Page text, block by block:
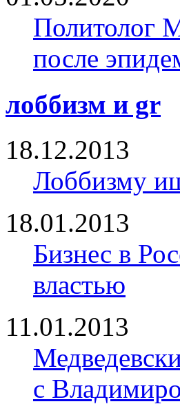
Политолог
после
лоббизм и gr
18.12.2013
Лоббизму
18.01.2013
Бизнес в
властью
11.01.2013
с